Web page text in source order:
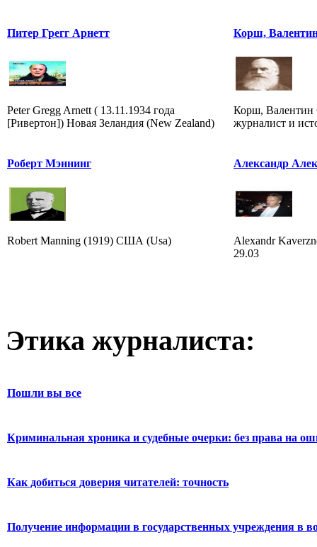
Питер Грегг Арнетт
Peter Gregg Arnett ( 13.11.1934 года
[Ривертон]) Новая Зеландия (New Zealand)
Корш,
Корш, Валентин
журналист и
Роберт Мэннинг
Robert Manning (1919) США (Usa)
Александр
Alexandr
29.03
Этика журналиста:
Пошли вы все
Криминальная хроника и судебные очерки: без права на
Как добиться доверия читателей: точность
Получение информации в государственных учреждения в